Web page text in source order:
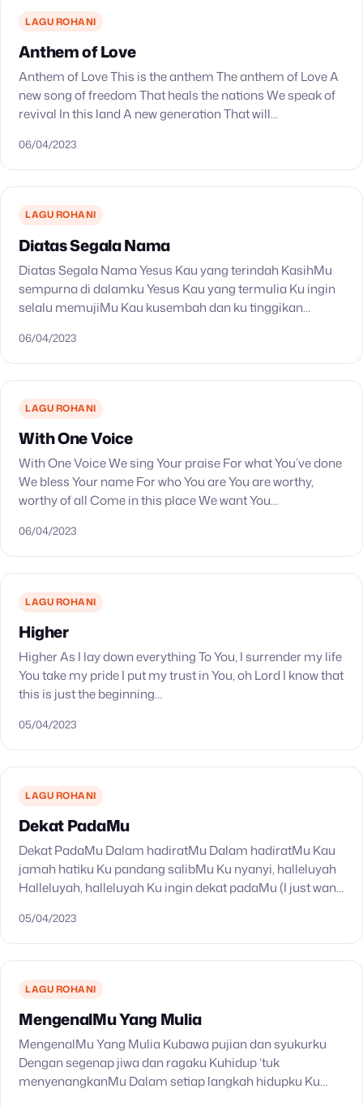
LAGU ROHANI
Anthem of Love
Anthem of Love This is the anthem The anthem of Love A
new song of freedom That heals the nations We speak of
revival In this land A new generation That will…
06/04/2023
LAGU ROHANI
Diatas Segala Nama
Diatas Segala Nama Yesus Kau yang terindah KasihMu
sempurna di dalamku Yesus Kau yang termulia Ku ingin
selalu memujiMu Kau kusembah dan ku tinggikan
06/04/2023
LAGU ROHANI
With One Voice
With One Voice We sing Your praise For what You’ve done
We bless Your name For who You are You are worthy,
worthy of all Come in this place We want You…
06/04/2023
LAGU ROHANI
Higher
Higher As I lay down everything To You, I surrender my life
You take my pride I put my trust in You, oh Lord I know that
this is just the beginning…
05/04/2023
LAGU ROHANI
Dekat PadaMu
Dekat PadaMu Dalam hadiratMu Dalam hadiratMu Kau
jamah hatiku Ku pandang salibMu Ku nyanyi, halleluyah
Halleluyah, halleluyah Ku ingin dekat padaMu (I just want
05/04/2023
LAGU ROHANI
MengenalMu Yang Mulia
MengenalMu Yang Mulia Kubawa pujian dan syukurku
Dengan segenap jiwa dan ragaku Kuhidup ‘tuk
menyenangkanMu Dalam setiap langkah hidupku Ku